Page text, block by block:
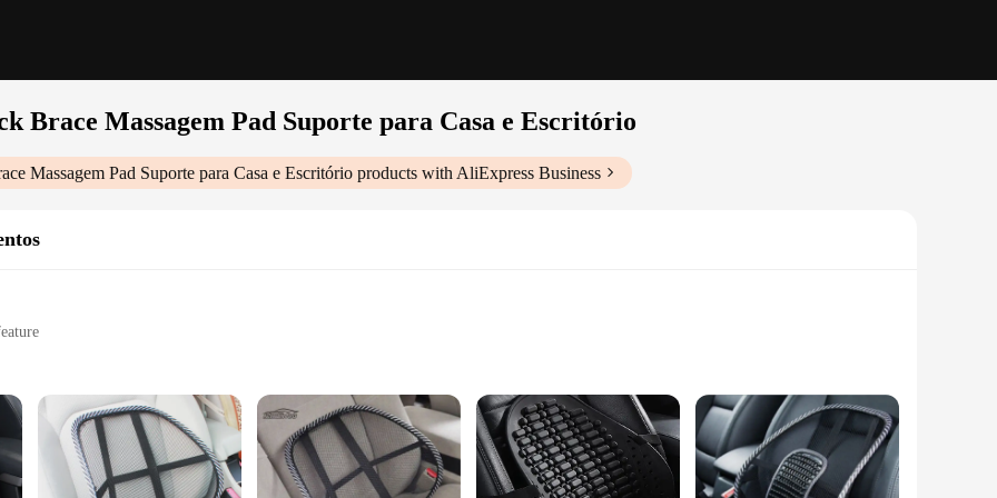
Brace Massagem Pad Suporte para Casa e Escritório
Massagem Pad Suporte para Casa e Escritório products with AliExpress Business
Para Casa E Escritório|Wholesale|Vendors|